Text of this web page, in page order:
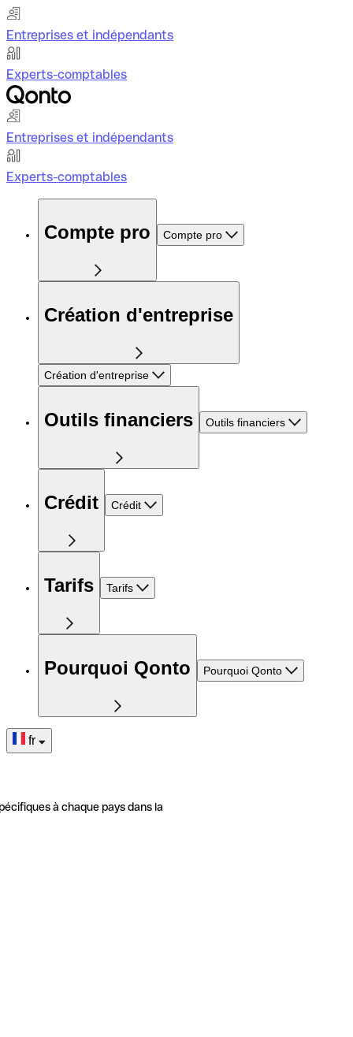
Entreprises et indépendants
Experts-comptables
Entreprises et indépendants
Experts-comptables
Compte pro Compte pro
Création d'entreprise
Création d'entreprise
Outils financiers Outils financiers
Crédit Crédit
Tarifs Tarifs
Pourquoi Qonto Pourquoi Qonto
fr
à chaque pays dans la